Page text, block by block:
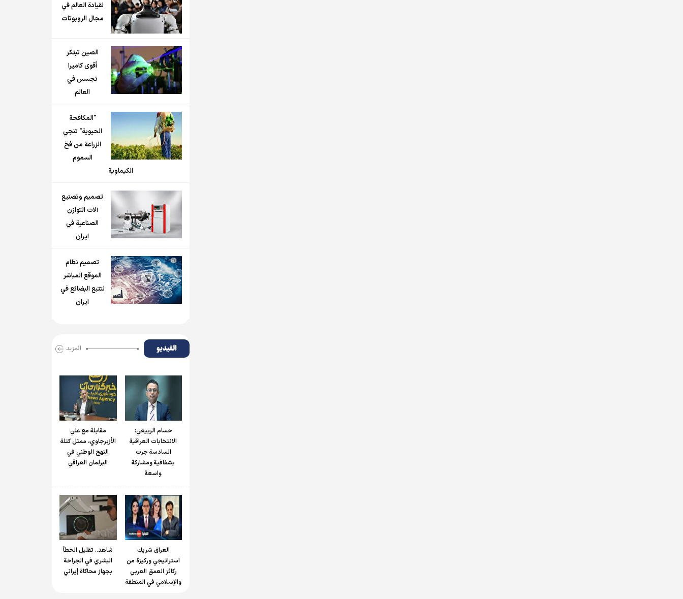
لقيادة العالم في
مجال الروبوتات
الصين تبتكر
أقوى كاميرا
تجسس في
العالم
"المكافحة
الحيوية" تنجي
الزراعة من فخ
السموم
الكيماوية
تصميم وتصنيع
آلات التوازن
الصناعية في
ايران
تصميم نظام
الموقع المباشر
لتتبع البضائع في
ايران
الفیدیو المزید
حسام الربیعي:
الانتخابات العراقية
السادسة جرت
بشفافية ومشاركة
واسعة
مقابلة مع علي
الأزبرجاوي، ممثل كتلة
النهج الوطني في
البرلمان العراقي
العراق شريك
استراتيجي وركيزة من
ركائز العمق العربي
والإسلامي في المنطقة
شاهد.. تقليل الخطأ
البشري في الجراحة
بجهاز محاكاة إيراني